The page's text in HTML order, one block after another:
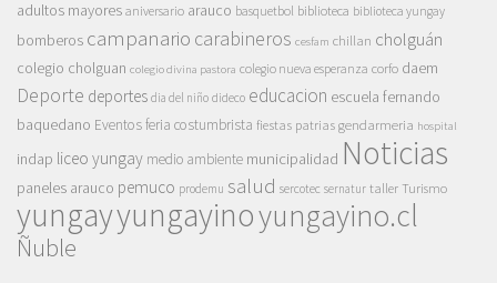
adultos mayores aniversario arauco basquetbol biblioteca biblioteca yungay
bomberos campanario carabineros cesfam chillan cholguán
colegio cholguan colegio divina pastora colegio nueva esperanza corfo daem
Deporte deportes dia del niño dideco educacion escuela fernando
baquedano Eventosferia costumbrista fiestas patrias gendarmeria hospital
indap liceo yungay medio ambiente municipalidad Noticias
paneles arauco pemuco prodemu salud sercotec sernatur taller Turismo
yungayyungayinoyungayino.cl
Ñuble